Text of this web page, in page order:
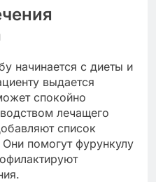
начинается с диеты и
выдается
спокойно
лечащего
список
помогут фурункулу